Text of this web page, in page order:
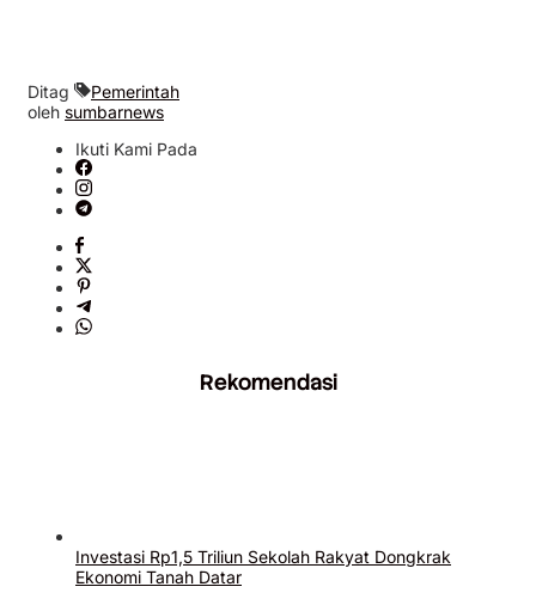
Ditag
Pemerintah
oleh sumbarnews
Ikuti Kami Pada
Rekomendasi
Investasi Rp1,5 Triliun Sekolah Rakyat Dongkrak
Ekonomi Tanah Datar